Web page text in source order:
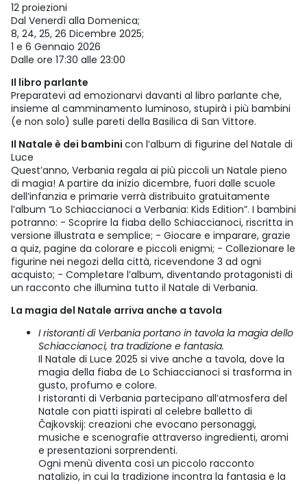
12 proiezioni
Dal Venerdì alla Domenica;
8, 24, 25, 26 Dicembre 2025;
1 e 6 Gennaio 2026
Dalle ore 17:30 alle 23:00
Il libro parlante
Preparatevi ad emozionarvi davanti al libro parlante che,
insieme al camminamento luminoso, stupirà i più bambini
(e non solo) sulle pareti della Basilica di San Vittore.
Il Natale è dei bambini con l’album di figurine del Natale di
Luce
Quest’anno, Verbania regala ai più piccoli un Natale pieno
di magia! A partire da inizio dicembre, fuori dalle scuole
dell’infanzia e primarie verrà distribuito gratuitamente
l’album “Lo Schiaccianoci a Verbania: Kids Edition”. I bambini
potranno: - Scoprire la fiaba dello Schiaccianoci, riscritta in
versione illustrata e semplice; - Giocare e imparare, grazie
a quiz, pagine da colorare e piccoli enigmi; - Collezionare le
figurine nei negozi della città, ricevendone 3 ad ogni
acquisto; - Completare l’album, diventando protagonisti di
un racconto che illumina tutto il Natale di Verbania.
La magia del Natale arriva anche a tavola
I ristoranti di Verbania portano in tavola la magia dello
Schiaccianoci, tra tradizione e fantasia.
Il Natale di Luce 2025 si vive anche a tavola, dove la
magia della fiaba de Lo Schiaccianoci si trasforma in
gusto, profumo e colore.
I ristoranti di Verbania partecipano all’atmosfera del
Natale con piatti ispirati al celebre balletto di
Čajkovskij: creazioni che evocano personaggi,
musiche e scenografie attraverso ingredienti, aromi
e presentazioni sorprendenti.
Ogni menù diventa così un piccolo racconto
natalizio, in cui la tradizione incontra la fantasia e la